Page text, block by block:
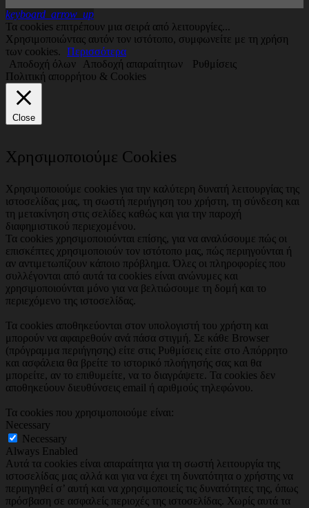
keyboard_arrow_up
Τα cookies επιτρέπουν μια σειρά από λειτουργίες...
Χρησιμοποιώντας αυτόν τον ιστότοπο, συμφωνείτε με τη χρήση
των cookies. Περισσότερα
Αποδοχή όλων
Αποδοχή απαραίτητων
Ρυθμίσεις
Πολιτική απορρήτου & Cookies
Close
Χρησιμοποιούμε Cookies
Χρησιμοποιούμε cookies για την καλύτερη δυνατή λειτουργίας της
ιστοσελίδας μας, τη σωστή περιήγηση του χρήστη, τη σύνδεση και
τη μετακίνηση στις σελίδες καθώς και για την παροχή
διαφημιστικού περιεχομένου.
Τα cookies χρησιμοποιούνται επίσης, για να αναλύσουμε πώς οι
επισκέπτες χρησιμοποιούν τον ιστότοπο μας, πώς περιηγούνται ή
αν αντιμετωπίζουν κάποιο πρόβλημα. Όλες οι πληροφορίες που
συλλέγονται από αυτά τα cookies είναι ανώνυμες και
χρησιμοποιούνται μόνο για να βελτιώσουμε τη δομή και το
περιεχόμενο της ιστοσελίδας.
Τα cookies αποθηκεύονται στον υπολογιστή του χρήστη και
μπορούν να αφαιρεθούν ανά πάσα στιγμή. Σε κάθε Browser
(πρόγραμμα περιήγησης) είτε στις Ρυθμίσεις είτε στο Απόρρητο
και ασφάλεια θα βρείτε το ιστορικό πλοήγησής σας και θα
μπορείτε, αν το επιθυμείτε, να το διαγράψετε. Τα cookies δεν
αποθηκεύουν διευθύνσεις email ή αριθμούς τηλεφώνου.
Τα cookies που χρησιμοποιούμε είναι:
Necessary
Necessary
Always Enabled
Αυτά τα cookies είναι απαραίτητα για τη σωστή λειτουργία της
ιστοσελίδας μας αλλά και για να έχει τη δυνατότητα ο χρήστης να
περιηγηθεί σ’ αυτή και να χρησιμοποιείς τις δυνατότητες της, όπως
πρόσβαση σε ασφαλείς περιοχές της ιστοσελίδας. Χωρίς αυτά τα